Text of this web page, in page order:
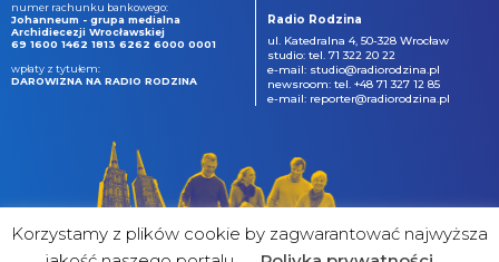
numer rachunku bankowego:
Johanneum - grupa medialna
Archidiecezji Wrocławskiej
69 1600 1462 1813 6262 6000 0001
wpłaty z tytułem:
DAROWIZNA NA RADIO RODZINA
Radio Rodzina
ul. Katedralna 4, 50-328 Wrocław
studio: tel. 71 322 20 22
e-mail: studio@radiorodzina.pl
newsroom: tel. +48 71 327 12 85
e-mail: reporter@radiorodzina.pl
Korzystamy z plików cookie by zagwarantować najwyższa